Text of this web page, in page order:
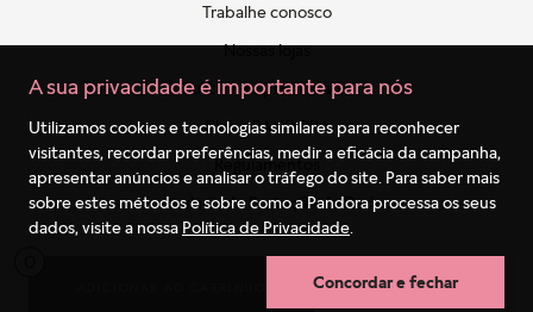
A sua privacidade é importante para nós
Utilizamos cookies e tecnologias similares para reconhecer
visitantes, recordar preferências, medir a eficácia da campanha,
apresentar anúncios e analisar o tráfego do site. Para saber mais
sobre estes métodos e sobre como a Pandora processa os seus
dados, visite a nossa Política de Privacidade
Concordar e fechar
COMPRA RÁPIDA
Trabalhe conosco
Nossas lojas
Politica de privacidade
Clube PANDORA
Regulamentos
Formulário de Proteção de Dados
Receba as novidades